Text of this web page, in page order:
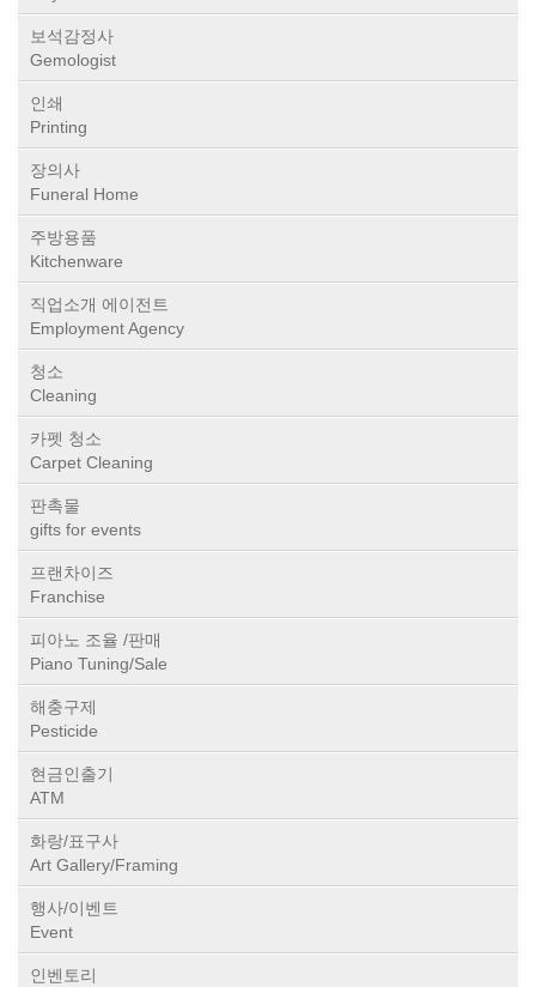
보석감정사
Gemologist
인쇄
Printing
장의사
Funeral Home
주방용품
Kitchenware
직업소개 에이전트
Employment Agency
청소
Cleaning
카펫 청소
Carpet Cleaning
판촉물
gifts for events
프랜차이즈
Franchise
피아노 조율 /판매
Piano Tuning/Sale
해충구제
Pesticide
현금인출기
ATM
화랑/표구사
Art Gallery/Framing
행사/이벤트
Event
인벤토리